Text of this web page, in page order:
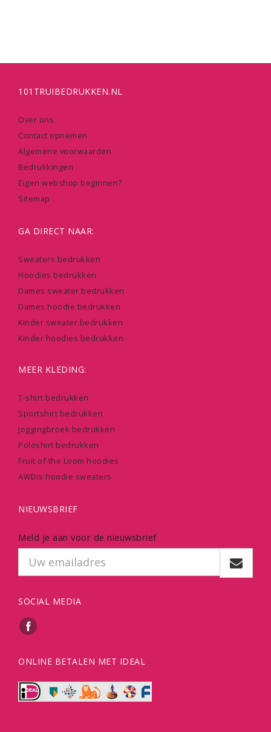
101TRUIBEDRUKKEN.NL
Over ons
Contact opnemen
Algemene voorwaarden
Bedrukkingen
Eigen webshop beginnen?
Sitemap
GA DIRECT NAAR:
Sweaters bedrukken
Hoodies bedrukken
Dames sweater bedrukken
Dames hoodie bedrukken
Kinder sweater bedrukken
Kinder hoodies bedrukken
MEER KLEDING:
T-shirt bedrukken
Sportshirt bedrukken
Joggingbroek bedrukken
Poloshirt bedrukken
Fruit of the Loom hoodies
AWDis hoodie sweaters
NIEUWSBRIEF
Meld je aan voor de nieuwsbrief
SOCIAL MEDIA
ONLINE BETALEN MET IDEAL